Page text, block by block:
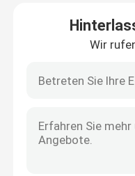
Medizinischer
Wir